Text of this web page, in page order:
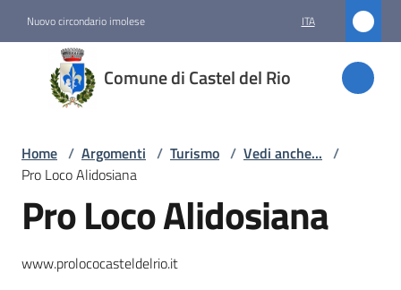
Nuovo circondario imolese ITA
Comune di Castel del Rio
Comune
di
Castel
Amministrazione
Novità
Home / Argomenti / Turismo / Vedi anche... /
Pro Loco Alidosiana
Pro Loco Alidosiana
www.prolococasteldelrio.it